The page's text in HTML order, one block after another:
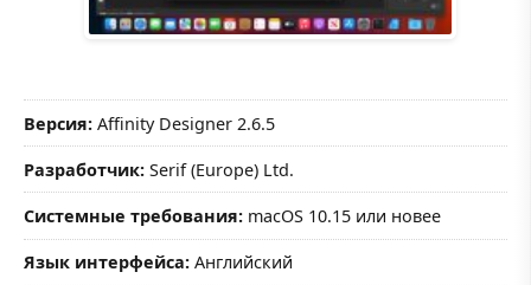
Версия: Affinity Designer 2.6.5
Разработчик: Serif (Europe) Ltd.
Системные требования: macOS 10.15 или новее
Язык интерфейса: Английский